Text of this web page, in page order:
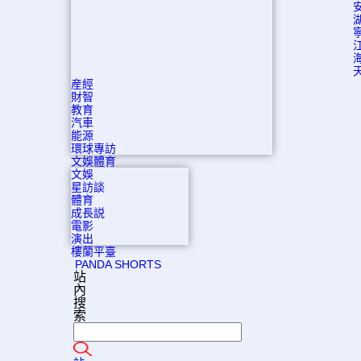
産經
財智
教育
汽車
能源
環球專訪
文娛體育
文娛
星訪談
體育
成長説
電影
演出
樓蘭平臺
PANDA SHORTS
站
內
搜
索